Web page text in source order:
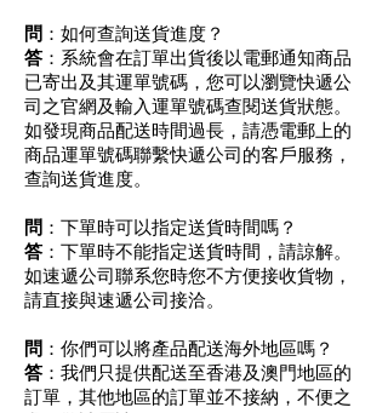
問 ：如何查詢送貨進度？
答 ：系統會在訂單出貨後以電郵通知商品
已寄出及其運單號碼，您可以瀏覽快遞公
司之官網及輸入運單號碼查閱送貨狀態。
如發現商品配送時間過長，請憑電郵上的
商品運單號碼聯繫快遞公司的客戶服務，
查詢送貨進度。
問 ：下單時可以指定送貨時間嗎？
答 ：下單時不能指定送貨時間，請諒解。
如速遞公司聯系您時您不方便接收貨物，
請直接與速遞公司接洽。
問 ：你們可以將產品配送海外地區嗎？
答 ：我們只提供配送至香港及澳門地區的
訂單，其他地區的訂單並不接納，不便之